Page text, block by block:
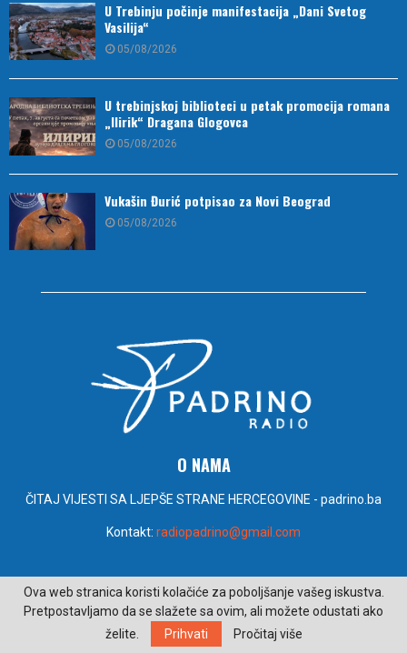
U Trebinju počinje manifestacija „Dani Svetog
Vasilija“
05/08/2026
U trebinjskoj biblioteci u petak promocija romana
„Ilirik“ Dragana Glogovca
05/08/2026
Vukašin Đurić potpisao za Novi Beograd
05/08/2026
O NAMA
ČITAJ VIJESTI SA LJEPŠE STRANE HERCEGOVINE - padrino.ba
Kontakt: radiopadrino@gmail.com
PRATITE NAS
Ova web stranica koristi kolačiće za poboljšanje vašeg iskustva.
Pretpostavljamo da se slažete sa ovim, ali možete odustati ako
želite.
Prihvati Pročitaj više